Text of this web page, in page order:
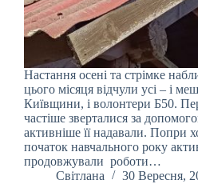
Настання осені та стрімке
цього місяця відчули усі – і
Київщини, і волонтери Б50.
частіше зверталися за
активніше її надавали. Попри
початок навчального року
продовжували роботи…
Світлана
30 Вересня,